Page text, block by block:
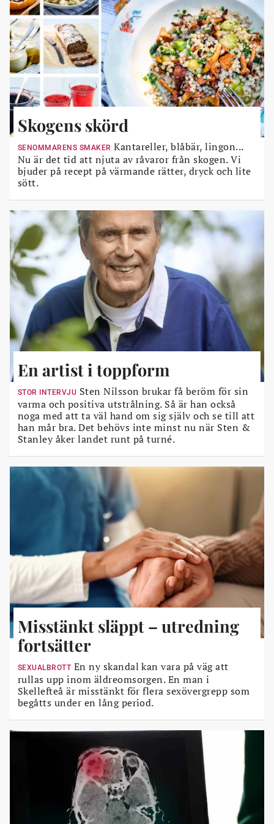
Skogens skörd
SENOMMARENS SMAKER Kantareller, blåbär, lingon...
Nu är det tid att njuta av råvaror från skogen. Vi
bjuder på recept på värmande rätter, dryck och lite
sött.
En artist i toppform
STOR INTERVJU Sten Nilsson brukar få beröm för sin
varma och positiva utstrålning. Så är han också
noga med att ta väl hand om sig själv och se till att
han mår bra. Det behövs inte minst nu när Sten &
Stanley åker landet runt på turné.
Misstänkt släppt – utredning
fortsätter
SEXUALBROTT En ny skandal kan vara på väg att
rullas upp inom äldreomsorgen. En man i
Skellefteå är misstänkt för flera sexövergrepp som
begåtts under en lång period.